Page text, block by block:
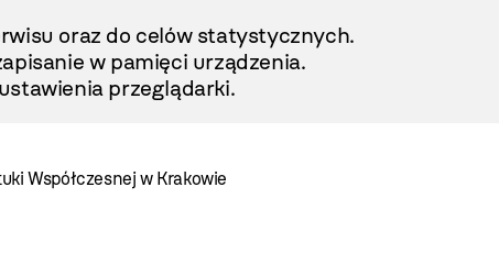
oraz do celów statystycznych.
w pamięci urządzenia.
przeglądarki.
Współczesnej w Krakowie